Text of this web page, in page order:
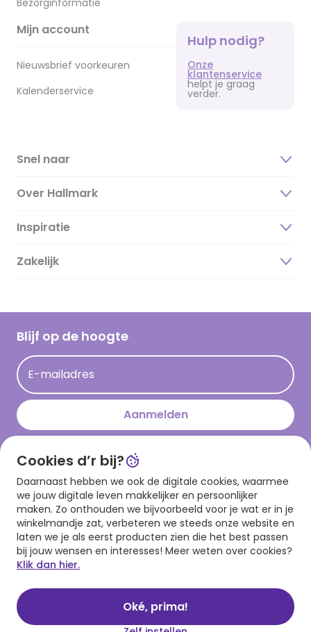
Bezorginformatie
Mijn account
Nieuwsbrief voorkeuren
Kalenderservice
Hulp nodig?
Onze
klantenservice
helpt je graag
verder.
Snel naar
Over Hallmark
Over ons
Duurzaamheid
Hallmark Kaartclub
Acties
Persberichten
Hallmark en Kinderpostzegels
Inspiratie
Magazine
Cadeau inspiratie
Kaartinspiratie
Zakelijk
Blijf op de hoogte
E-mailadres
Aanmelden
Download onze app
Cookies d’r bij?
Daarnaast hebben we ook de digitale cookies, waarmee
we jouw digitale leven makkelijker en persoonlijker
maken. Zo onthouden we bijvoorbeeld voor je wat er in je
winkelmandje zat, verbeteren we steeds onze website en
laten we je als eerst producten zien die het best passen
bij jouw wensen en interesses! Meer weten over cookies?
Klik dan hier.
Oké, prima!